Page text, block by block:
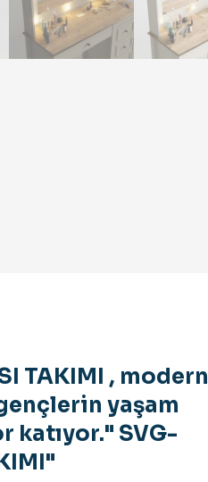
TAKIMI , modern
yaşam
katıyor." SVG-